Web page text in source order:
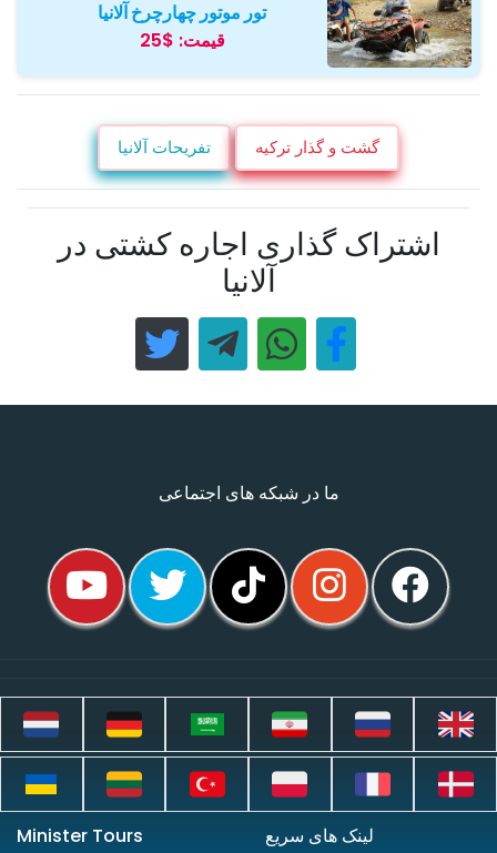
تور موتور چهارچرخ آلانیا
قیمت: $25
گشت و گذار ترکیه تفریحات آلانیا
اشتراک گذاری اجاره کشتی در
آلانیا
ما در شبکه های اجتماعی
لینک های سریع Minister Tours